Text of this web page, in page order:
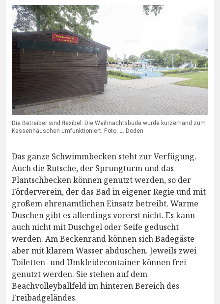
Die Betreiber sind flexibel: Die Weihnachtsbude wurde kurzerhand zum
Kassenhäuschen umfunktioniert. Foto: J. Doden
Das ganze Schwimmbecken steht zur Verfügung.
Auch die Rutsche, der Sprungturm und das
Plantschbecken können genutzt werden, so der
Förderverein, der das Bad in eigener Regie und mit
großem ehrenamtlichen Einsatz betreibt. Warme
Duschen gibt es allerdings vorerst nicht. Es kann
auch nicht mit Duschgel oder Seife geduscht
werden. Am Beckenrand können sich Badegäste
aber mit klarem Wasser abduschen. Jeweils zwei
Toiletten- und Umkleidecontainer können frei
genutzt werden. Sie stehen auf dem
Beachvolleyballfeld im hinteren Bereich des
Freibadgeländes.